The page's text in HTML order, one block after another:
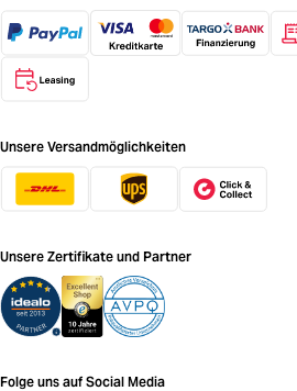
Unsere Versandmöglichkeiten
Unsere Zertifikate und Partner
Folge uns auf Social Media